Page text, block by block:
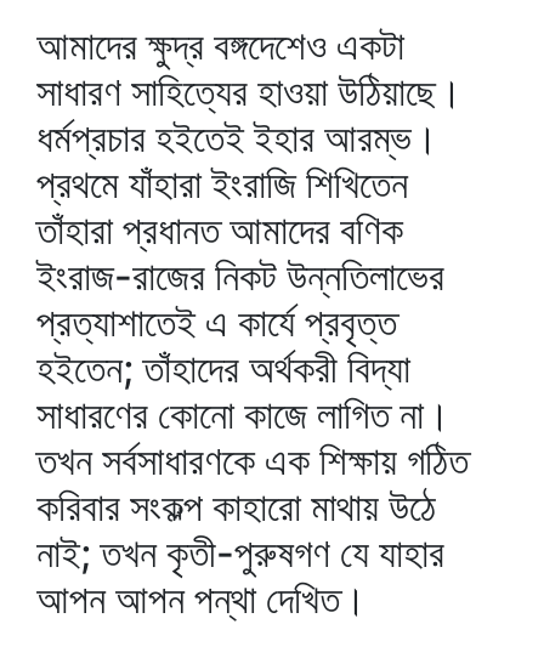
আমাদের ক্ষুদ্র বঙ্গদেশেও একটা
সাধারণ সাহিত্যের হাওয়া উঠিয়াছে।
ধর্মপ্রচার হইতেই ইহার আরম্ভ।
প্রথমে যাঁহারা ইংরাজি শিখিতেন
তাঁহারা প্রধানত আমাদের বণিক
ইংরাজ-রাজের নিকট উন্নতিলাভের
প্রত্যাশাতেই এ কার্যে প্রবৃত্ত
হইতেন; তাঁহাদের অর্থকরী বিদ্যা
সাধারণের কোনো কাজে লাগিত না।
তখন সর্বসাধারণকে এক শিক্ষায় গঠিত
করিবার সংকল্প কাহারো মাথায় উঠে
নাই; তখন কৃতী-পুরুষগণ যে যাহার
আপন আপন পন্থা দেখিত।